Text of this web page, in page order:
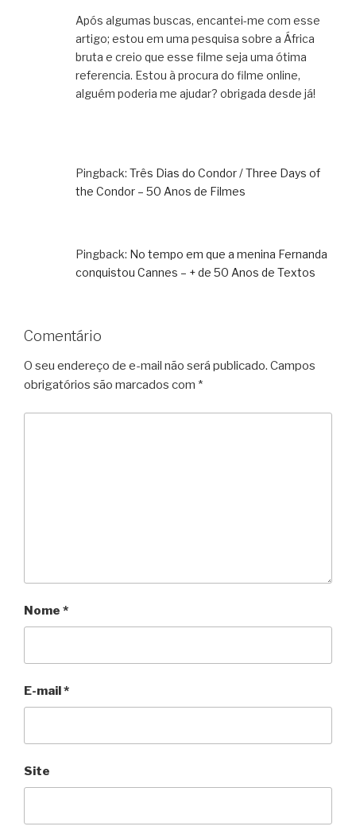
Após algumas buscas, encantei-me com esse
artigo; estou em uma pesquisa sobre a África
bruta e creio que esse filme seja uma ótima
referencia. Estou à procura do filme online,
alguém poderia me ajudar? obrigada desde já!
Pingback: Três Dias do Condor / Three Days of
the Condor – 50 Anos de Filmes
Pingback: No tempo em que a menina Fernanda
conquistou Cannes – + de 50 Anos de Textos
Comentário
O seu endereço de e-mail não será publicado. Campos
obrigatórios são marcados com *
Nome *
E-mail *
Site